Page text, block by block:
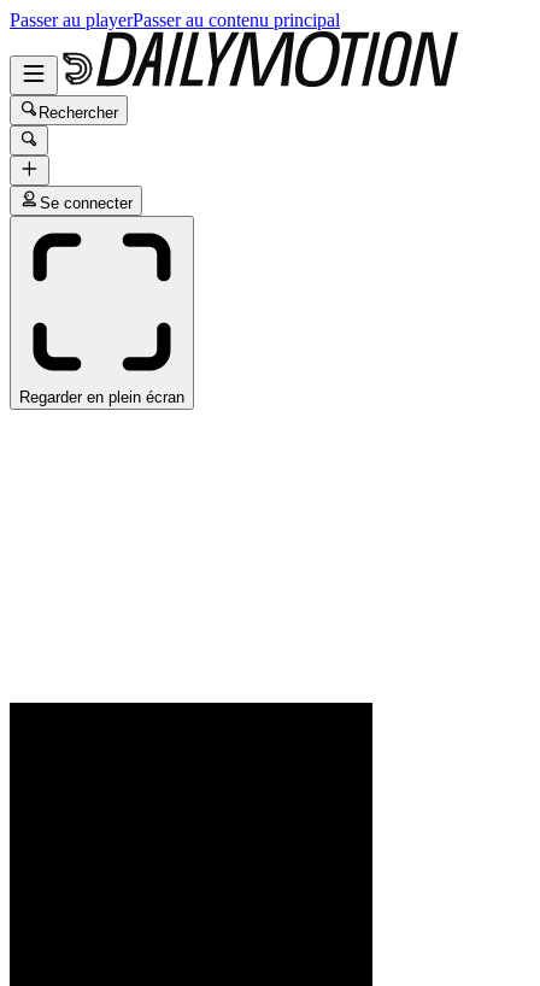
Passer au playerPasser au contenu principal
Rechercher
Se connecter
Regarder en plein écran